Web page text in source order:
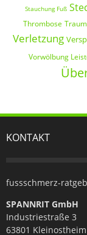
Stauchung Fuß
Thrombose
Verletzung
Vorwölbung
KONTAKT
fussschmerz-
SPANNRIT GmbH
Industriestraße 3
63801 Kleinostheim